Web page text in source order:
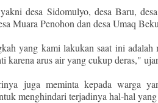
desa Sidomulyo, desa Baru,
Muara Penohon dan desa Umaq
yang kami lakukan saat ini adalah
karena arus air yang cukup deras,"
juga meminta kepada warga
menghindari terjadinya hal-hal